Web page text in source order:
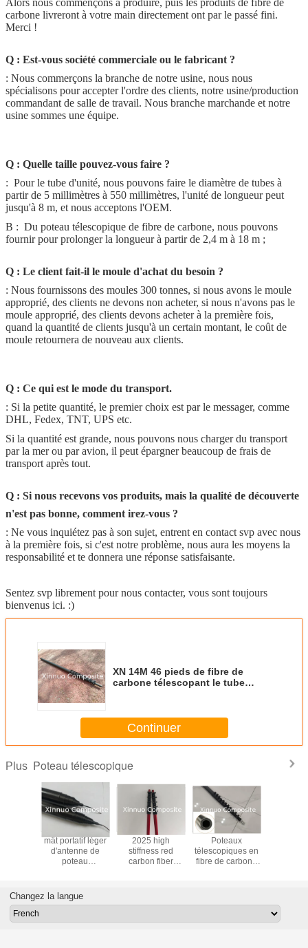
Alors nous commençons à produire, puis les produits de fibre de
carbone livreront à votre main directement ont par le passé fini.
Merci !
Q : Est-vous société commerciale ou le fabricant ?
: Nous commerçons la branche de notre usine, nous nous
spécialisons pour accepter l'ordre des clients, notre usine/production
commandant de salle de travail. Nous branche marchande et notre
usine sommes une équipe.
Q : Quelle taille pouvez-vous faire ?
: Pour le tube d'unité, nous pouvons faire le diamètre de tubes à
partir de 5 millimètres à 550 millimètres, l'unité de longueur peut
jusqu'à 8 m, et nous acceptons l'OEM.
B : Du poteau télescopique de fibre de carbone, nous pouvons
fournir pour prolonger la longueur à partir de 2,4 m à 18 m ;
Q : Le client fait-il le moule d'achat du besoin ?
: Nous fournissons des moules 300 tonnes, si nous avons le moule
approprié, des clients ne devons non acheter, si nous n'avons pas le
moule approprié, des clients devons acheter à la première fois,
quand la quantité de clients jusqu'à un certain montant, le coût de
moule retournera de nouveau aux clients.
Q : Ce qui est le mode du transport.
: Si la petite quantité, le premier choix est par le messager, comme
DHL, Fedex, TNT, UPS etc.
Si la quantité est grande, nous pouvons nous charger du transport
par la mer ou par avion, il peut épargner beaucoup de frais de
transport après tout.
Q : Si nous recevons vos produits, mais la qualité de découverte
n'est pas bonne, comment irez-vous ?
: Ne vous inquiétez pas à son sujet, entrent en contact svp avec nous
à la première fois, si c'est notre problème, nous aura les moyens la
responsabilité et te donnera une réponse satisfaisante.
Sentez svp librement pour nous contacter, vous sont toujours
bienvenus ici. :)
XN 14M 46 pieds de fibre de
carbone télescopant le tube
Continuer
Plus Poteau télescopique
mât portatif léger
d'antenne de
poteau
carbone de 5,6
mètres (18.24feet)
2025 high
stiffness red
carbon fiber
Poteaux
télescopiques en
fibre de carbone
en Chine
Changez la langue